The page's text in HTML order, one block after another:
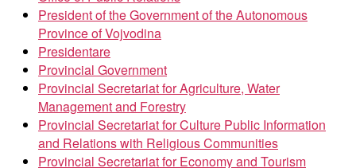
President of the Government of the Autonomous
Province of Vojvodina
Presidentare
Provincial Government
Provincial Secretariat for Agriculture, Water
Management and Forestry
Provincial Secretariat for Culture Public Information
and Relations with Religious Communities
Provincial Secretariat for Economy and Tourism